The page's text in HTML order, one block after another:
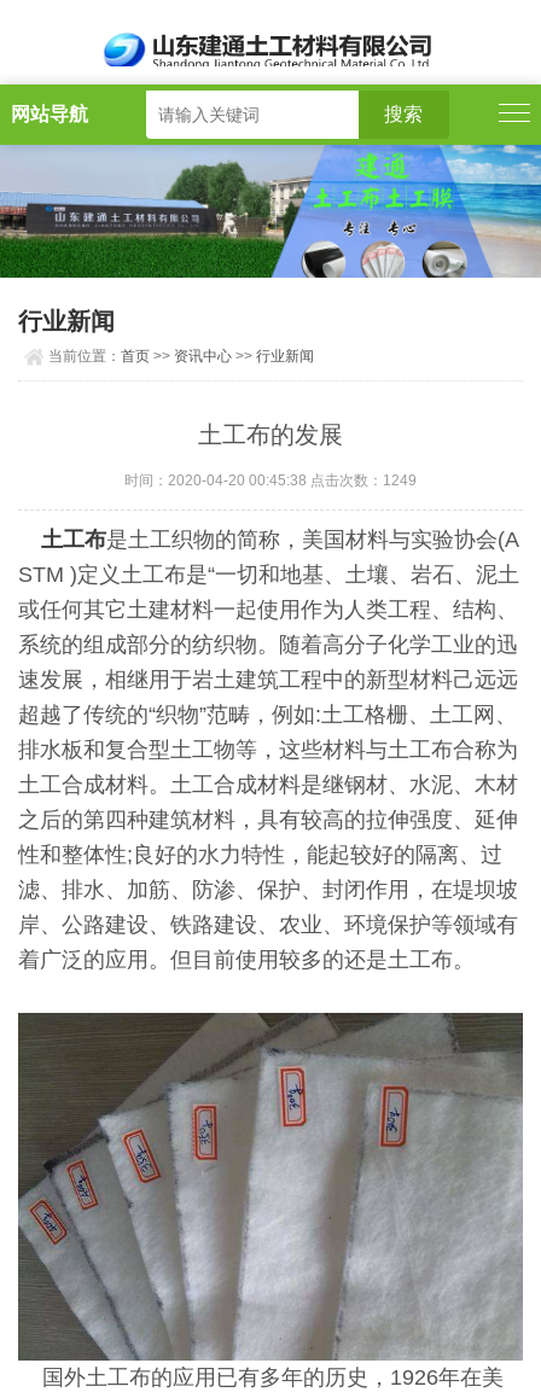
网站导航
行业新闻
当前位置：首页 >> 资讯中心 >>行业新闻
土工布的发展
时间：2020-04-20 00:45:38 点击次数：1249
土工布是土工织物的简称，美国材料与实验协会(A
STM )定义土工布是“一切和地基、土壤、岩石、泥土
或任何其它土建材料一起使用作为人类工程、结构、
系统的组成部分的纺织物。随着高分子化学工业的迅
速发展，相继用于岩土建筑工程中的新型材料己远远
超越了传统的“织物”范畴，例如:土工格栅、土工网、
排水板和复合型土工物等，这些材料与土工布合称为
土工合成材料。土工合成材料是继钢材、水泥、木材
之后的第四种建筑材料，具有较高的拉伸强度、延伸
性和整体性;良好的水力特性，能起较好的隔离、过
滤、排水、加筋、防渗、保护、封闭作用，在堤坝坡
岸、公路建设、铁路建设、农业、环境保护等领域有
着广泛的应用。但目前使用较多的还是土工布。
国外土工布的应用已有多年的历史，1926年在美